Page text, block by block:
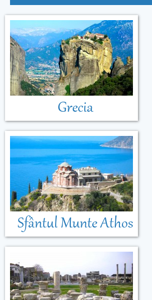
Grecia
Sfântul Munte Athos